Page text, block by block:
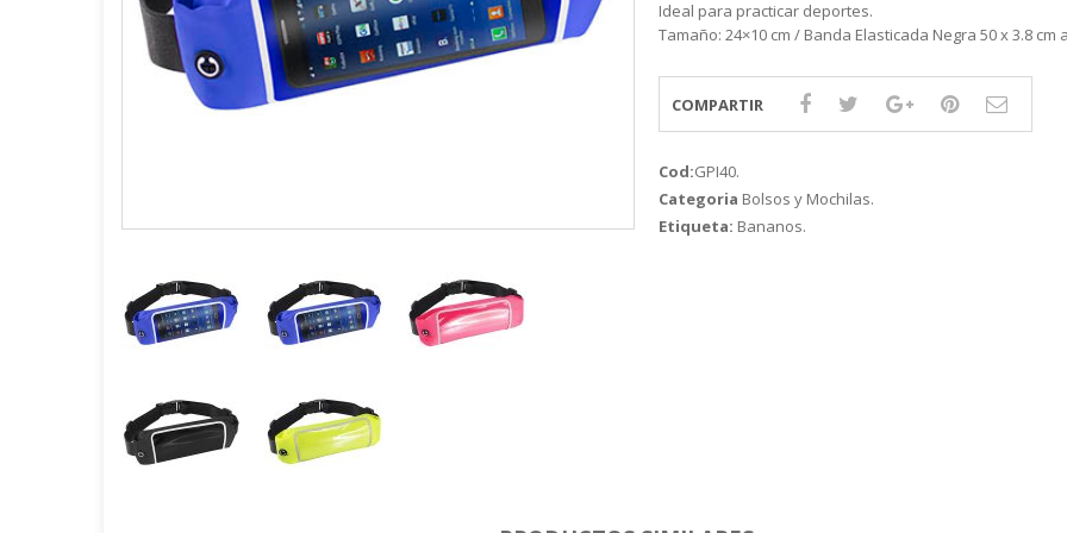
GOURMET Y BBQ
TIEMPO LIBRE Y VIAJE
Ideal para practicar deportes.
Tamaño: 24×10 cm / Banda Elasticada Negra 50 x 3.8 cm
COMPARTIR
Cod:GPI40.
Categoria Bolsos y Mochilas.
Etiqueta: Bananos.